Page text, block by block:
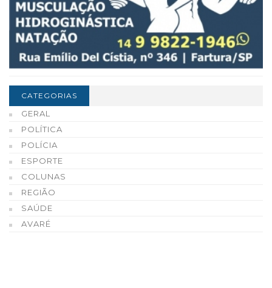
CATEGORIAS
GERAL
POLÍTICA
POLÍCIA
ESPORTE
COLUNAS
REGIÃO
SAÚDE
AVARÉ